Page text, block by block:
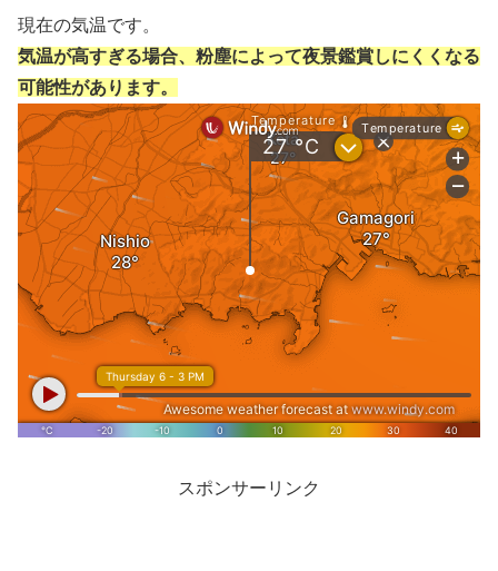
現在の気温です。
気温が高すぎる場合、粉塵によって夜景鑑賞しにくくなる
可能性があります。
スポンサーリンク